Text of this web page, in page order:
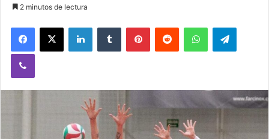
m
a
l
2 minutos de lectura